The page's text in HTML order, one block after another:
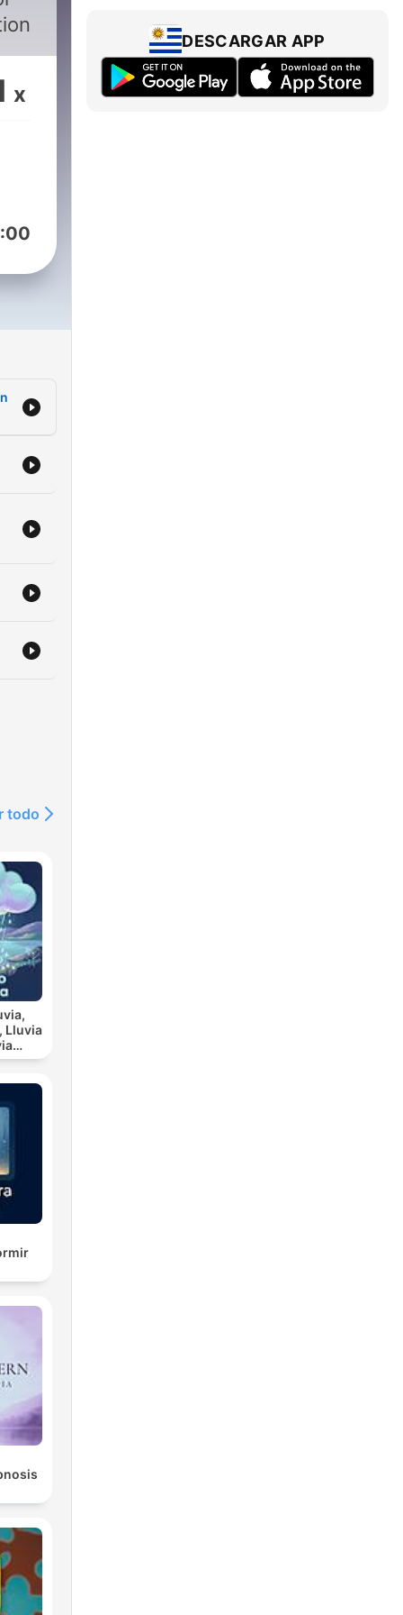
x
todo
DESCARGAR APP